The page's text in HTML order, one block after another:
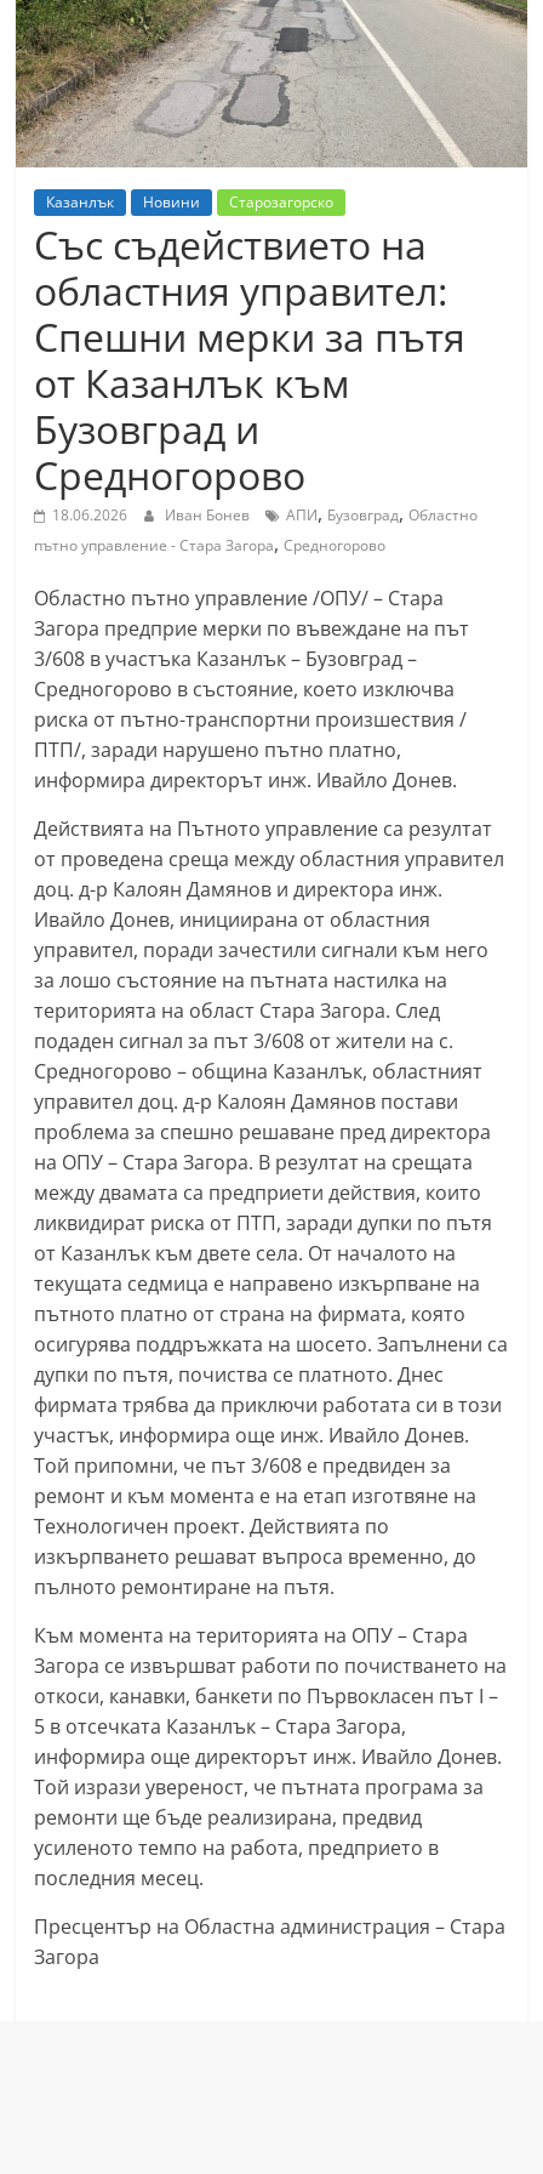
т
К
а
з
а
н
ъ
к
и
б
л
а
с
т
а
р
а
З
а
о
р
а
–
k
a
z
a
n
l
a
.
i
n
f
o
,
k
z
a
n
k
-
b
g
.
i
n
f
Казанлък Новини Старозагорско
Със съдействието на
областния управител:
Спешни мерки за пътя
от Казанлък към
Бузовград и
Средногорово
18.06.2026 Иван Бонев АПИ, Бузовград,Областно
пътно управление - Стара Загора,Средногорово
Областно пътно управление /ОПУ/ – Стара
Загора предприе мерки по въвеждане на път
3/608 в участъка Казанлък – Бузовград –
Средногорово в състояние, което изключва
риска от пътно-транспортни произшествия /
ПТП/, заради нарушено пътно платно,
информира директорът инж. Ивайло Донев.
Действията на Пътното управление са резултат
от проведена среща между областния управител
доц. д-р Калоян Дамянов и директора инж.
Ивайло Донев, инициирана от областния
управител, поради зачестили сигнали към него
за лошо състояние на пътната настилка на
територията на област Стара Загора. След
подаден сигнал за път 3/608 от жители на с.
Средногорово – община Казанлък, областният
управител доц. д-р Калоян Дамянов постави
проблема за спешно решаване пред директора
на ОПУ – Стара Загора. В резултат на срещата
между двамата са предприети действия, които
ликвидират риска от ПТП, заради дупки по пътя
от Казанлък към двете села. От началото на
текущата седмица е направено изкърпване на
пътното платно от страна на фирмата, която
осигурява поддръжката на шосето. Запълнени са
дупки по пътя, почиства се платното. Днес
фирмата трябва да приключи работата си в този
участък, информира още инж. Ивайло Донев.
Той припомни, че път 3/608 е предвиден за
ремонт и към момента е на етап изготвяне на
Технологичен проект. Действията по
изкърпването решават въпроса временно, до
пълното ремонтиране на пътя.
Към момента на територията на ОПУ – Стара
Загора се извършват работи по почистването на
откоси, канавки, банкети по Първокласен път I –
5 в отсечката Казанлък – Стара Загора,
информира още директорът инж. Ивайло Донев.
Той изрази увереност, че пътната програма за
ремонти ще бъде реализирана, предвид
усиленото темпо на работа, предприето в
последния месец.
Пресцентър на Областна администрация – Стара
Загора